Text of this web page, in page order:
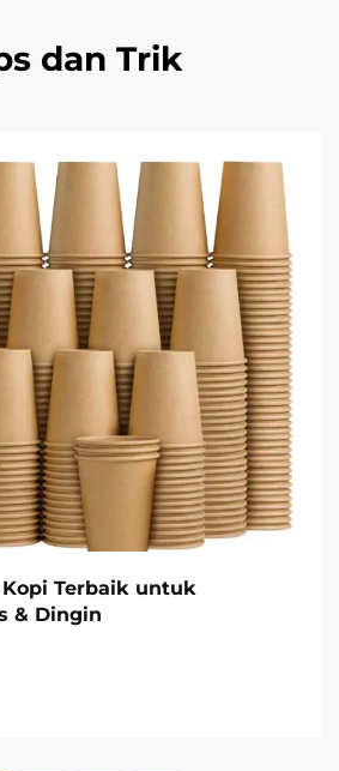
dan Trik
Terbaik untuk
& Dingin